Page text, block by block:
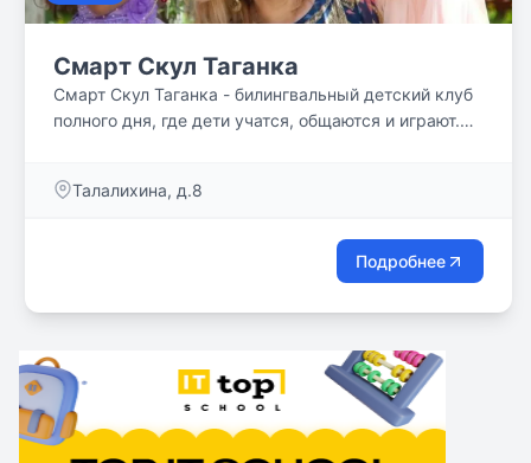
Смарт Скул Таганка
Смарт Скул Таганка - билингвальный детский клуб
полного дня, где дети учатся, общаются и играют.
Талалихина, д.8
Подробнее